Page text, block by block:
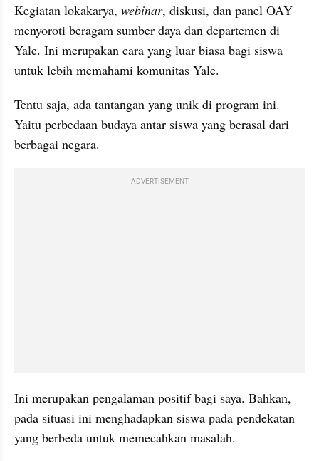
Kegiatan lokakarya, webinar, diskusi, dan panel OAY
menyoroti beragam sumber daya dan departemen di
Yale. Ini merupakan cara yang luar biasa bagi siswa
untuk lebih memahami komunitas Yale.
Tentu saja, ada tantangan yang unik di program ini.
Yaitu perbedaan budaya antar siswa yang berasal dari
berbagai negara.
ADVERTISEMENT
Ini merupakan pengalaman positif bagi saya. Bahkan,
pada situasi ini menghadapkan siswa pada pendekatan
yang berbeda untuk memecahkan masalah.